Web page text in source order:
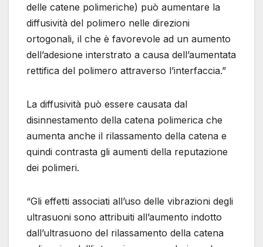
delle catene polimeriche) può aumentare la
diffusività del polimero nelle direzioni
ortogonali, il che è favorevole ad un aumento
dell’adesione interstrato a causa dell’aumentata
rettifica del polimero attraverso l’interfaccia.”
La diffusività può essere causata dal
disinnestamento della catena polimerica che
aumenta anche il rilassamento della catena e
quindi contrasta gli aumenti della reputazione
dei polimeri.
“Gli effetti associati all’uso delle vibrazioni degli
ultrasuoni sono attribuiti all’aumento indotto
dall’ultrasuono del rilassamento della catena